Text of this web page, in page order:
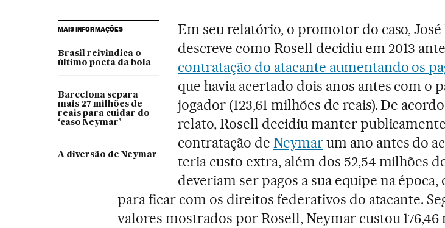
MAIS INFORMAÇÕES
Brasil reivindica o
último poeta da bola
Barcelona separa
mais 27 milhões de
reais para cuidar do
‘caso Neymar’
A diversão de Neymar
Em seu relatório, o promotor do caso, José
descreve como Rosell decidiu em 2013
contratação do atacante aumentando os
que havia acertado dois anos antes com o
jogador (123,61 milhões de reais). De
relato, Rosell decidiu manter
contratação de Neymarum ano antes do
teria custo extra, além dos 52,54 milhões
deveriam ser pagos a sua equipe na época,
para ficar com os direitos federativos do atacante.
valores mostrados por Rosell, Neymar custou 176,46